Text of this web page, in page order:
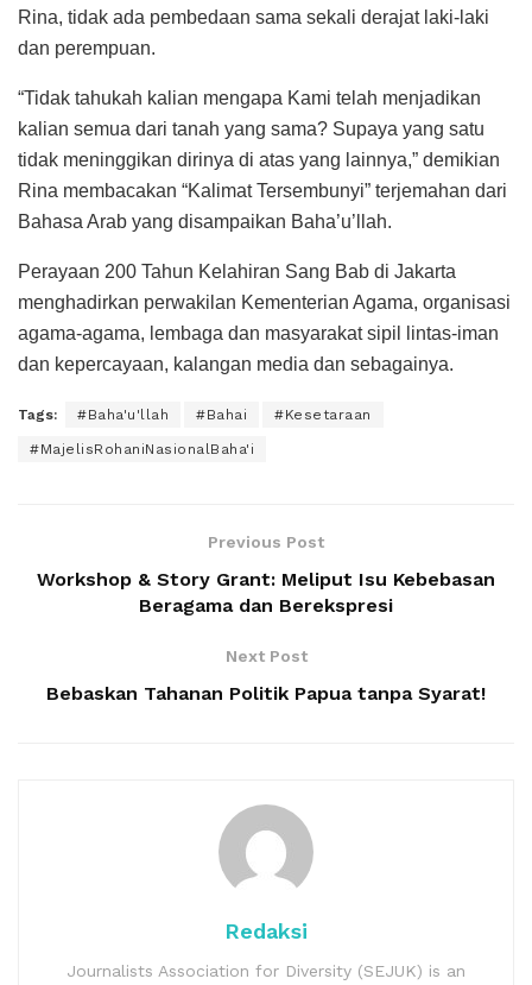
Rina, tidak ada pembedaan sama sekali derajat laki-laki
dan perempuan.
“Tidak tahukah kalian mengapa Kami telah menjadikan
kalian semua dari tanah yang sama? Supaya yang satu
tidak meninggikan dirinya di atas yang lainnya,” demikian
Rina membacakan “Kalimat Tersembunyi” terjemahan dari
Bahasa Arab yang disampaikan Baha’u’llah.
Perayaan 200 Tahun Kelahiran Sang Bab di Jakarta
menghadirkan perwakilan Kementerian Agama, organisasi
agama-agama, lembaga dan masyarakat sipil lintas-iman
dan kepercayaan, kalangan media dan sebagainya.
Tags: #Baha'u'llah #Bahai #Kesetaraan
#MajelisRohaniNasionalBaha'i
Previous Post
Workshop & Story Grant: Meliput Isu Kebebasan
Beragama dan Berekspresi
Next Post
Bebaskan Tahanan Politik Papua tanpa Syarat!
Redaksi
Journalists Association for Diversity (SEJUK) is an